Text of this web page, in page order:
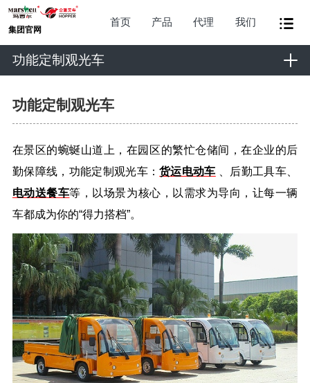
集团官网
首页 产品 代理 我们
功能定制观光车
功能定制观光车
在景区的蜿蜒山道上，在园区的繁忙仓储间，在企业的后
勤保障线，功能定制观光车：货运电动车
、后勤工具车、
电动送餐车等，以场景为核心，以需求为导向，让每一辆
车都成为你的“得力搭档”。